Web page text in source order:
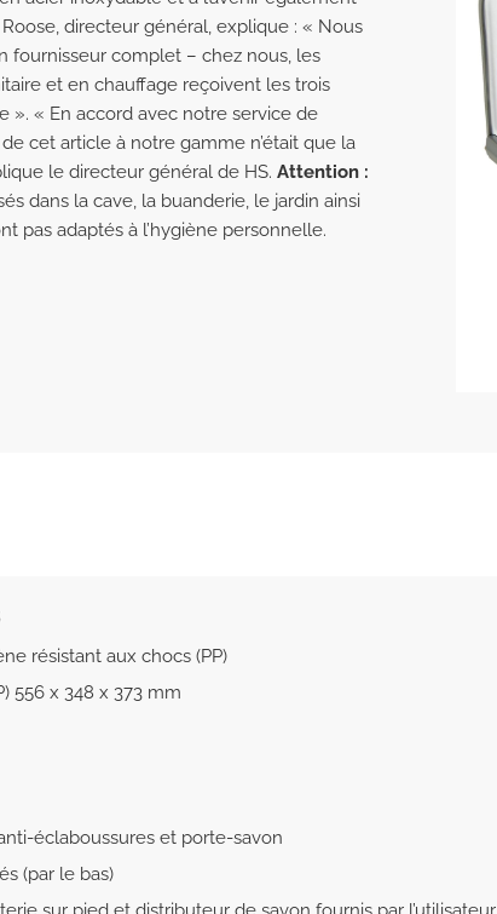
directeur général, explique : « Nous
fournisseur complet – chez nous, les
et en chauffage reçoivent les trois
». « En accord avec notre service de
cet article à notre gamme n’était que la
le directeur général de HS. Attention :
dans la cave, la buanderie, le jardin ainsi
pas adaptés à l’hygiène personnelle.
résistant aux chocs (PP)
556 x 348 x 373 mm
éclaboussures et porte-savon
(par le bas)